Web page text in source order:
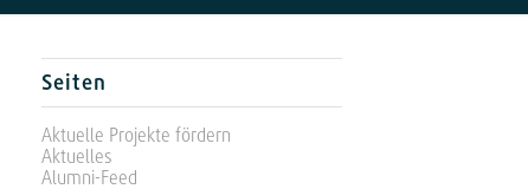
Seiten
Aktuelle Projekte fördern
Aktuelles
Alumni-Feed